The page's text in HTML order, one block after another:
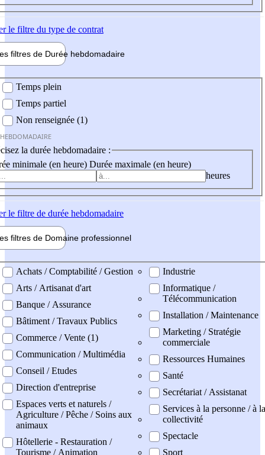
le filtre du type de contrat
filtres de Durée hebdomadaire
Temps plein
Temps partiel
Non renseignée (1)
la durée hebdomadaire :
minimale (en heure) Durée maximale (en heure)
heures
le filtre de durée hebdomadaire
filtres de Domaine professionnel
professionel
Achats / Comptabilité / Gestion
Arts / Artisanat d'art
Banque / Assurance
Bâtiment / Travaux Publics
Commerce / Vente (1)
Communication / Multimédia
Conseil / Etudes
Direction d'entreprise
Espaces verts et naturels /
Agriculture / Pêche / Soins aux
animaux
Hôtellerie - Restauration /
Tourisme / Animation
Industrie
Informatique /
Télécommunication
Installation / Maintenance
Marketing / Stratégie
commerciale
Ressources Humaines
Santé
Secrétariat / Assistanat
Services à la personne / à la
collectivité
Spectacle
Sport